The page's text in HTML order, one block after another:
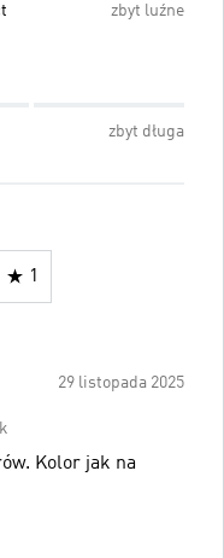
zbyt luźne
zbyt długa
1
29 listopada 2025
Kolor jak na